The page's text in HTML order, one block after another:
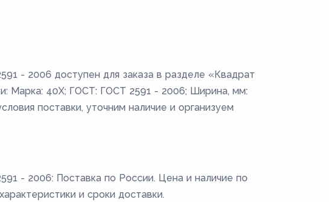
- 2006 доступен для заказа в разделе «Квадрат
Марка: 40Х; ГОСТ: ГОСТ 2591 - 2006; Ширина, мм:
поставки, уточним наличие и организуем
- 2006: Поставка по России. Цена и наличие по
и сроки доставки.